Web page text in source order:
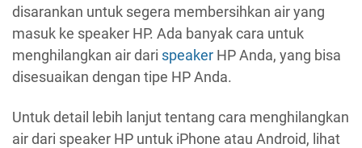
disarankan untuk segera membersihkan air yang
masuk ke speaker HP. Ada banyak cara untuk
menghilangkan air dari speaker HP Anda, yang bisa
disesuaikan dengan tipe HP Anda.
Untuk detail lebih lanjut tentang cara menghilangkan
air dari speaker HP untuk iPhone atau Android, lihat